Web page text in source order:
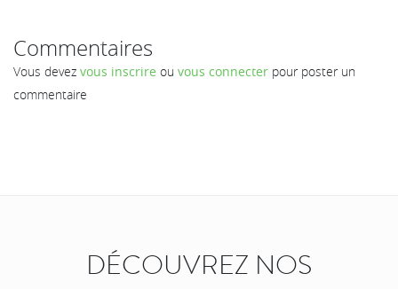
Commentaires
Vous devez vous inscrire ou vous connecter pour poster un
commentaire
DÉCOUVREZ NOS